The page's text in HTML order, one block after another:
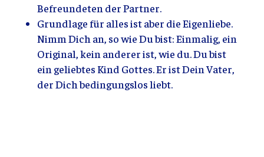
Befreundeten der Partner.
Grundlage für alles ist aber die Eigenliebe.
Nimm Dich an, so wie Du bist: Einmalig, ein
Original, kein anderer ist, wie du. Du bist
ein geliebtes Kind Gottes. Er ist Dein Vater,
der Dich bedingungslos liebt.